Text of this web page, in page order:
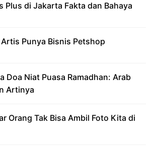
Plus di Jakarta Fakta dan Bahaya
Punya Bisnis Petshop
Doa Niat Puasa Ramadhan: Arab
Artinya
Orang Tak Bisa Ambil Foto Kita di